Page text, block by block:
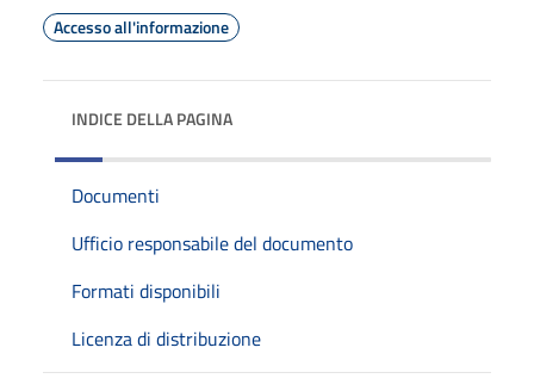
Accesso all'informazione
INDICE DELLA PAGINA
Documenti
Ufficio responsabile del documento
Formati disponibili
Licenza di distribuzione